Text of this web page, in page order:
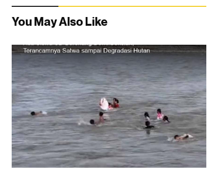
You May Also Like